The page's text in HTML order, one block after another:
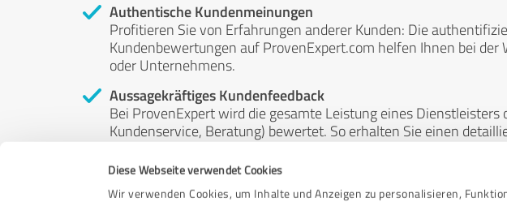
Diese Webseite verwendet Cookies
Wir verwenden Cookies, um Inhalte und Anzeigen zu personalisieren,
Authentische Kundenmeinungen
Profitieren Sie von Erfahrungen anderer Kunden: Die
Kundenbewertungen auf ProvenExpert.com helfen Ihnen bei der
oder Unternehmens.
Aussagekräftiges Kundenfeedback
Bei ProvenExpert wird die gesamte Leistung eines Dienstleisters
Kundenservice, Beratung) bewertet. So erhalten Sie einen
Unabhängige Bewertungen
ProvenExpert ist grundsätzlich kostenlos, unabhängig und